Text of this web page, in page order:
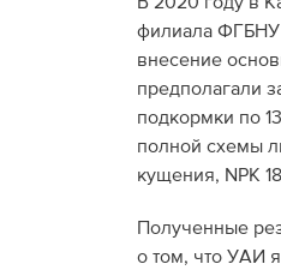
филиала ФГБНУ
внесение
предполагали
подкормки по
полной схемы
кущения, NPK
Полученные
о том, что УАИ